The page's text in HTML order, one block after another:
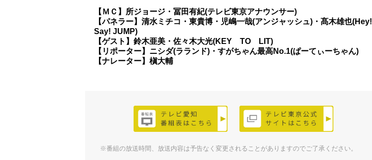
【ＭＣ】所ジョージ・冨田有紀(テレビ東京アナウンサー)
【パネラー】清水ミチコ・東貴博・児嶋一哉(アンジャッシュ)・髙木雄也(Hey!
Say! JUMP)
【ゲスト】鈴木亜美・佐々木大光(KEY TO LIT)
【リポーター】ニシダ(ラランド)・すがちゃん最高No.1(ぱーてぃーちゃん)
【ナレーター】槇大輔
※番組の放送時間、放送内容は予告なく変更されることがありますのでご了承ください。